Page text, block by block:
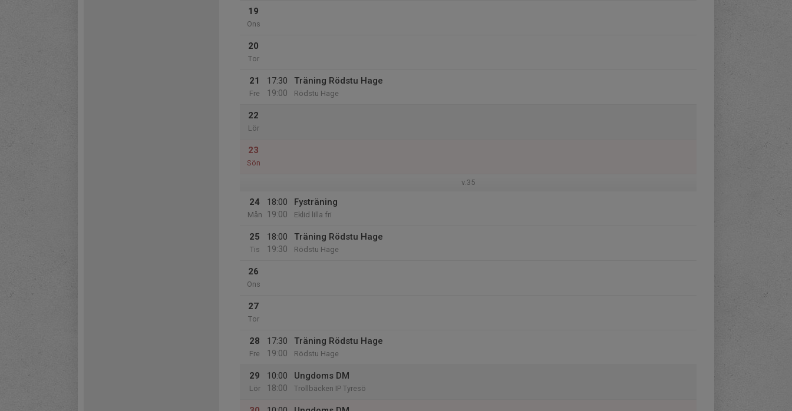
19
Ons
20
Tor
21
Fre
17:30
19:00
Träning Rödstu Hage
Rödstu Hage
22
Lör
23
Sön
v.35
24
Mån
18:00
19:00
Fysträning
Eklid lilla fri
25
Tis
18:00
19:30
Träning Rödstu Hage
Rödstu Hage
26
Ons
27
Tor
28
Fre
17:30
19:00
Träning Rödstu Hage
Rödstu Hage
29
Lör
10:00
18:00
Ungdoms DM
Trollbäcken IP Tyresö